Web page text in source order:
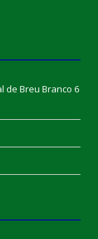
de Breu Branco 6